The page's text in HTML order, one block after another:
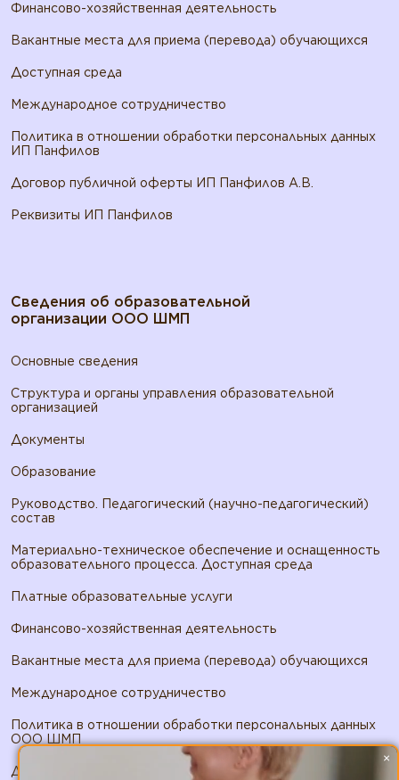
Финансово-хозяйственная деятельность
Вакантные места для приема (перевода) обучающихся
Доступная среда
Международное сотрудничество
Политика в отношении обработки персональных данных
ИП Панфилов
Договор публичной оферты ИП Панфилов А.В.
Реквизиты ИП Панфилов
Сведения об образовательной
организации ООО ШМП
Основные сведения
Структура и органы управления образовательной
организацией
Документы
Образование
Руководство. Педагогический (научно-педагогический)
состав
Материально-техническое обеспечение и оснащенность
образовательного процесса. Доступная среда
Платные образовательные услуги
Финансово-хозяйственная деятельность
Вакантные места для приема (перевода) обучающихся
Международное сотрудничество
Политика в отношении обработки персональных данных
ООО ШМП
Договор публичной оферты ООО ШМП
×